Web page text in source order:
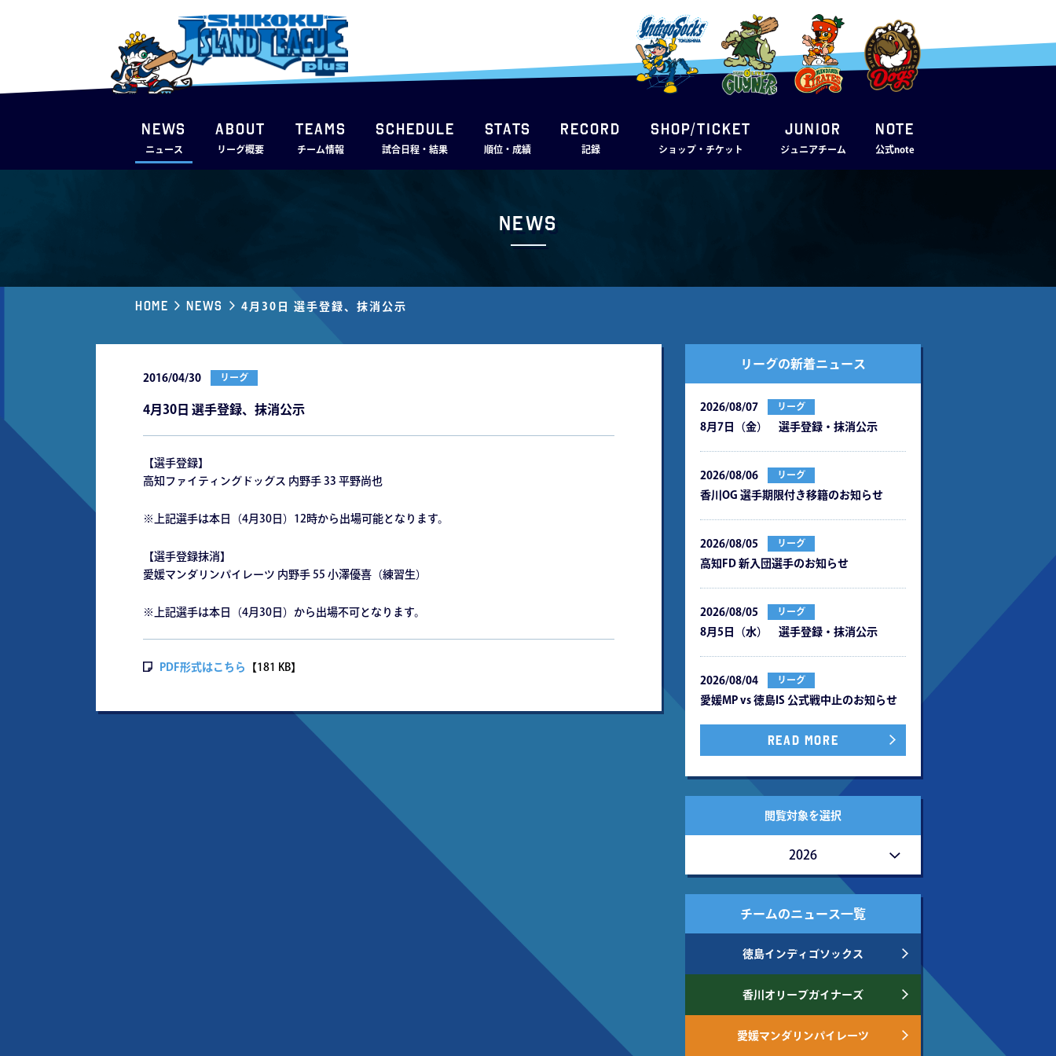
NEWS
ニュース
ABOUT
リーグ概要
TEAMS
チーム情報
SCHEDULE
試合日程・結果
STATS
順位・成績
RECORD
記録
SHOP/TICKET
ショップ・チケット
JUNIOR
ジュニアチーム
note
公式note
News
Home News 4月30日 選手登録、抹消公示
2016/04/30 リーグ
4月30日 選手登録、抹消公示
【選手登録】
高知ファイティングドッグス 内野手 33 平野尚也
※上記選手は本日（4月30日）12時から出場可能となります。
【選手登録抹消】
愛媛マンダリンパイレーツ 内野手 55 小澤優喜（練習生）
※上記選手は本日（4月30日）から出場不可となります。
PDF形式はこちら 【181 KB】
リーグの新着ニュース
2026/08/07 リーグ
8月7日（金） 選手登録・抹消公示
2026/08/06 リーグ
⾹川OG 選⼿期限付き移籍のお知らせ
2026/08/05 リーグ
⾼知FD 新⼊団選⼿のお知らせ
2026/08/05 リーグ
8月5日（水） 選手登録・抹消公示
2026/08/04 リーグ
愛媛MP vs 徳島IS 公式戦中⽌のお知らせ
READ MORE
閲覧対象を選択
2026
チームのニュース一覧
徳島インディゴソックス
香川オリーブガイナーズ
愛媛マンダリンパイレーツ